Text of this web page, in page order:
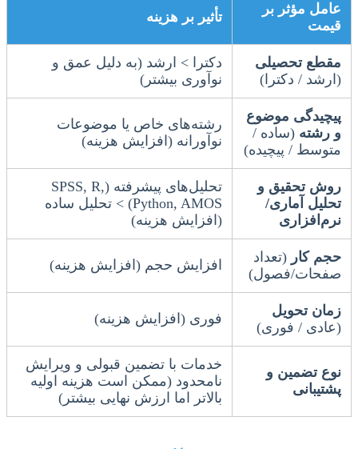
عامل مؤثر بر
قیمت
تأثیر بر هزینه
مقطع تحصیلی
(ارشد / دکترا)
دکترا > ارشد (به دلیل عمق و
نوآوری بیشتر)
پیچیدگی موضوع
و رشته (ساده /
متوسط / پیچیده)
رشته‌های خاص یا موضوعات
نوآورانه (افزایش هزینه)
روش تحقیق و
تحلیل آماری/
نرم‌افزاری
تحلیل‌های پیشرفته (SPSS, R,
Python, AMOS) > تحلیل ساده
(افزایش هزینه)
حجم کار (تعداد
صفحات/فصول)
افزایش حجم (افزایش هزینه)
زمان تحویل
(عادی / فوری)
فوری (افزایش هزینه)
نوع تضمین و
پشتیبانی
خدمات با تضمین قبولی و ویرایش
نامحدود (ممکن است هزینه اولیه
بالاتر اما ارزش نهایی بیشتر)